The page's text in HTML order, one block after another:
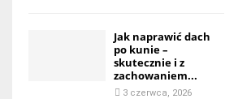
Jak naprawić dach
po kunie –
skutecznie i z
zachowaniem...
3 czerwca, 2026